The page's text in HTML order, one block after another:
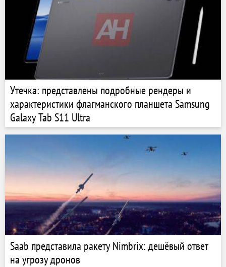
Утечка: представлены подробные рендеры и
характеристики флагманского планшета Samsung
Galaxy Tab S11 Ultra
Saab представила ракету Nimbrix: дешёвый ответ
на угрозу дронов